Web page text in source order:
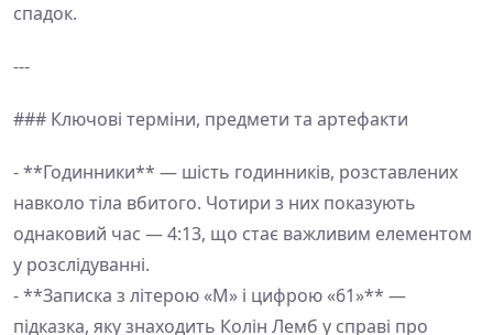
спадок.
---
### Ключові терміни, предмети та артефакти
- **Годинники** — шість годинників, розставлених
навколо тіла вбитого. Чотири з них показують
однаковий час — 4:13, що стає важливим елементом
у розслідуванні.
- **Записка з літерою «М» і цифрою «61»** —
підказка, яку знаходить Колін Лемб у справі про